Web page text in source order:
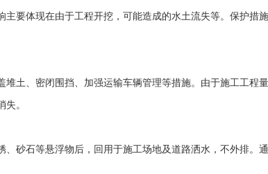
主要体现在由于工程开挖，可能造成的水土流失等。保护措
堆土、密闭围挡、加强运输车辆管理等措施。由于施工工程
失。
、砂石等悬浮物后，回用于施工场地及道路洒水，不外排。